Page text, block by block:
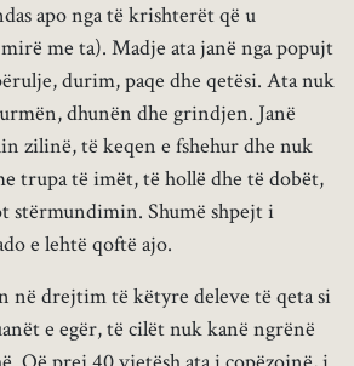
apo nga të krishterët që u
me ta). Madje ata janë nga popujt
durim, paqe dhe qetësi. Ata nuk
dhunën dhe grindjen. Janë
zilinë, të keqen e fshehur dhe nuk
trupa të imët, të hollë dhe të dobët,
stërmundimin. Shumë shpejt i
e lehtë qoftë ajo.
në drejtim të këtyre deleve të qeta si
e egër, të cilët nuk kanë ngrënë